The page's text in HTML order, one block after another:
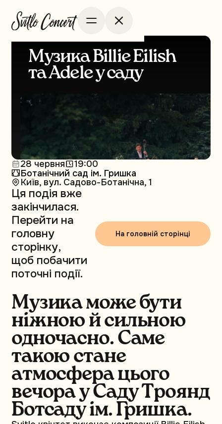
Музика Billie Eilish
та Adele у саду
28 червня 19:00
Ботанічний сад ім. Гришка
Київ, вул. Садово-Ботанічна, 1
Ця подія вже
закінчилася.
Перейти на
головну
сторінку,
щоб побачити
поточні події.
На головній сторінці
Музика може бути
ніжною й сильною
одночасно. Саме
такою стане
атмосфера цього
вечора у Саду Троянд
Ботсаду ім. Гришка.